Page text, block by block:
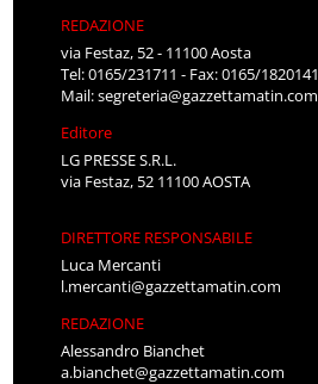
REDAZIONE
via Festaz, 52 - 11100 Aosta
Tel: 0165/231711 - Fax: 0165/1820141
Mail:segreteria@gazzettamatin.com
Editore
LG PRESSE S.R.L.
via Festaz, 52 11100 AOSTA
DIRETTORE RESPONSABILE
Luca Mercanti
l.mercanti@gazzettamatin.com
REDAZIONE
Alessandro Bianchet
a.bianchet@gazzettamatin.com